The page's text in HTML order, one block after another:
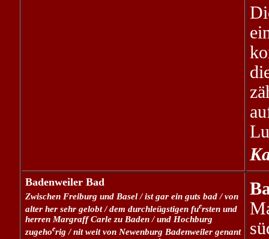
Badenweiler Bad
Zwischen Freiburg und Basel / ist gar ein guts bad / von
alter her sehr gelobt / dem durchleügstigen fuersten und
herren Margraff Carle zu Baden / und Hochburg
zugehoerig / nit weit von Newenburg Badenweiler genant